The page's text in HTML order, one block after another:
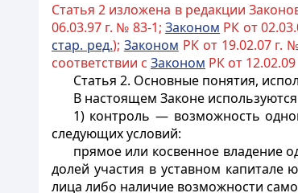
Статья 2 изложена в редакции
06.03.97 г. № 83-1;Законом РК от
стар. ред.); Законом РК от 19.02.07 г.
соответствии с Законом РК от
Статья 2. Основные понятия,
В настоящем Законе
1) контроль — возможность
следующих условий:
прямое или косвенное владение
долей участия в уставном
лица либо наличие возможности